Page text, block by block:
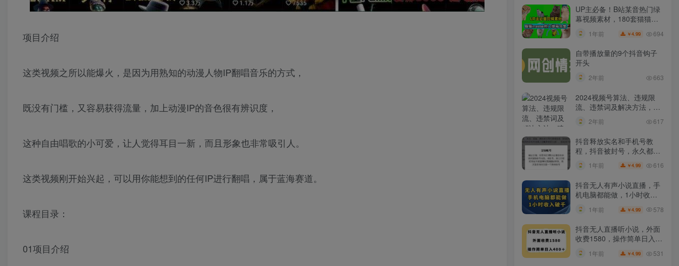
项目介绍
这类视频之所以能爆火，是因为用熟知的动漫人物IP翻唱音乐的方式，
既没有门槛，又容易获得流量，加上动漫IP的音色很有辨识度，
这种自由唱歌的小可爱，让人觉得耳目一新，而且形象也非常吸引人。
这类视频刚开始兴起，可以用你能想到的任何IP进行翻唱，属于蓝海赛道。
课程目录：
01项目介绍
UP主必备！B站某音热门绿
幕视频素材，180套猫猫
meme动态绿幕合集包，含
背景图BGM，含使用教程
1年前 ￥4.99 694
自带播放量的9个抖音钩子
开头
2年前 663
2024视频号算法、违规限
流、违禁词及解决方法，建
2年前 617
抖音释放实名和手机号教
程，抖音被封号，永久都可
1年前 ￥4.99 616
抖音无人有声小说直播，手
机电脑都能做，1小时收入
1年前 ￥4.99 578
抖音无人直播听小说，外面
收费1580，操作简单日入
400+【揭秘】
1年前 ￥4.99 531